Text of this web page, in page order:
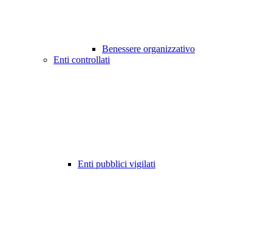
Benessere organizzativo
Enti controllati
Enti pubblici vigilati